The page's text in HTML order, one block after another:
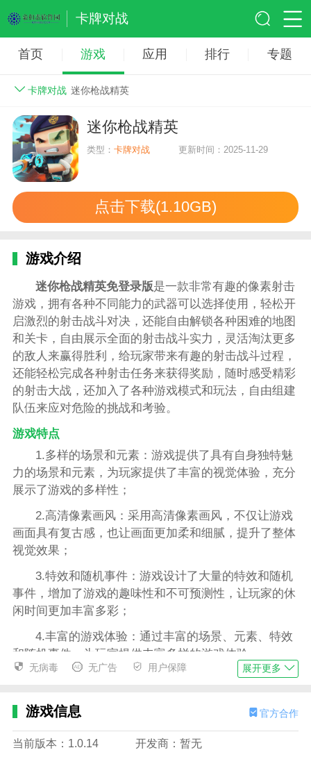
卡牌对战
首页 游戏 应用 排行 专题
卡牌对战 迷你枪战精英
迷你枪战精英
类型：卡牌对战 更新时间：2025-11-29
点击下载(1.10GB)
游戏介绍
迷你枪战精英免登录版是一款非常有趣的像素射击
游戏，拥有各种不同能力的武器可以选择使用，轻松开
启激烈的射击战斗对决，还能自由解锁各种困难的地图
和关卡，自由展示全面的射击战斗实力，灵活淘汰更多
的敌人来赢得胜利，给玩家带来有趣的射击战斗过程，
还能轻松完成各种射击任务来获得奖励，随时感受精彩
的射击大战，还加入了各种游戏模式和玩法，自由组建
队伍来应对危险的挑战和考验。
游戏特点
1.多样的场景和元素：游戏提供了具有自身独特魅
力的场景和元素，为玩家提供了丰富的视觉体验，充分
展示了游戏的多样性；
2.高清像素画风：采用高清像素画风，不仅让游戏
画面具有复古感，也让画面更加柔和细腻，提升了整体
视觉效果；
3.特效和随机事件：游戏设计了大量的特效和随机
事件，增加了游戏的趣味性和不可预测性，让玩家的休
闲时间更加丰富多彩；
4.丰富的游戏体验：通过丰富的场景、元素、特效
和随机事件，为玩家提供丰富多样的游戏体验。
1.便捷的操作方式：通过屏幕侧面的虚拟按键，玩
家可以轻松控制角色的移动、射击和道具的使用；
2.自动进度保存：游戏可以自动保存进度，可以从
无病毒 无广告 用户保障 展开更多
游戏信息 官方合作
当前版本：1.0.14
开发商：暂无